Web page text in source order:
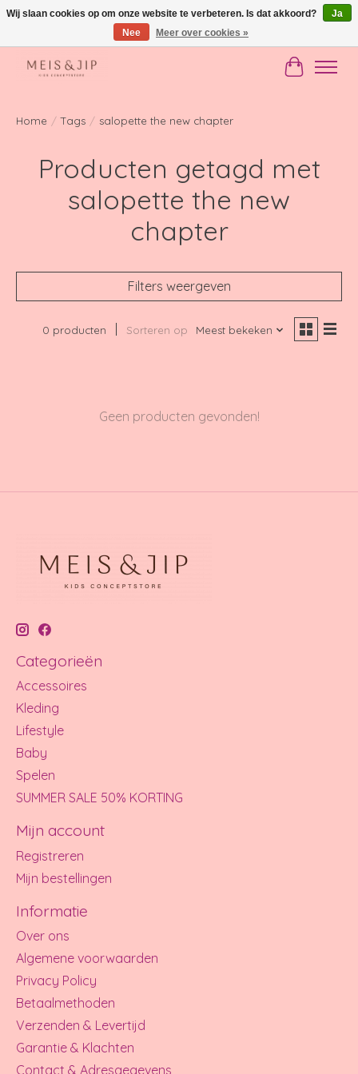
Gratis verzending in NL vanaf €150
Home / Tags / salopette the new chapter
Producten getagd met
salopette the new
chapter
Filters weergeven
0 producten Sorteren op Meest bekeken
Geen producten gevonden!
Categorieën
Accessoires
Kleding
Lifestyle
Baby
Spelen
SUMMER SALE 50% KORTING
Mijn account
Registreren
Mijn bestellingen
Informatie
Over ons
Algemene voorwaarden
Privacy Policy
Betaalmethoden
Verzenden & Levertijd
Garantie & Klachten
Contact & Adresgegevens
Wij slaan cookies op om onze website te verbeteren. Is dat akkoord?
Ja
Nee
Meer over cookies »